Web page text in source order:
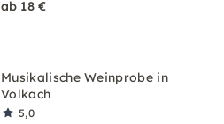
ab 18 €
Musikalische Weinprobe in
Volkach
5,0